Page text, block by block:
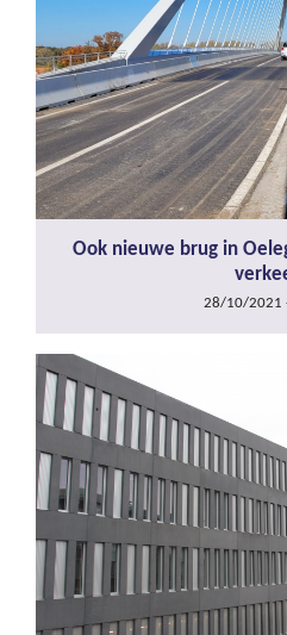
Ook nieuwe brug in
28/10/2021